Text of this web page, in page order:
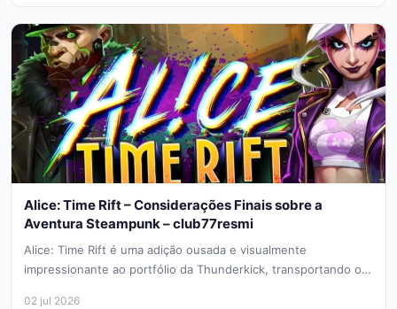
Alice: Time Rift – Considerações Finais sobre a
Aventura Steampunk – club77resmi
Alice: Time Rift é uma adição ousada e visualmente
impressionante ao portfólio da Thunderkick, transportando os
02 jul 2026